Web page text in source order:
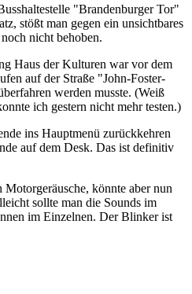
"Brandenburger Tor"
stößt man gegen ein unsichtbares
nicht behoben.
Haus der Kulturen war vor dem
auf der Straße "John-Foster-
werden musste. (Weiß
ich gestern nicht mehr testen.)
ins Hauptmenü zurückkehren
auf dem Desk. Das ist definitiv
könnte aber nun
sollte man die Sounds im
im Einzelnen. Der Blinker ist